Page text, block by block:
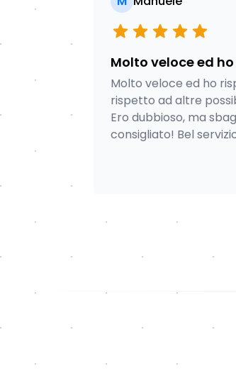
Molto veloce ed
Molto veloce ed ho
rispetto ad altre
Ero dubbioso, ma
consigliato! Bel